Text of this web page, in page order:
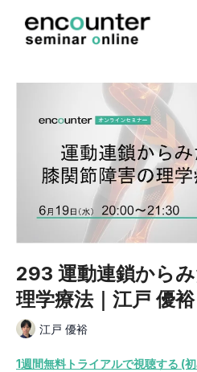
293 運動連鎖から
理学療法｜江戸 優裕
江戸 優裕
1週間無料トライアルで視聴する (